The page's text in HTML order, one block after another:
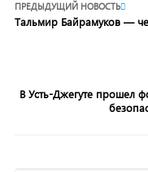
ПРЕДЫДУЩИЙ НОВОСТЬ
Тальмир Байрамуков —
В Усть-Джегуте прошел